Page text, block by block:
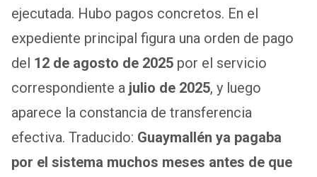
ejecutada. Hubo pagos concretos. En el
expediente principal figura una orden de pago
del 12 de agosto de 2025 por el servicio
correspondiente a julio de 2025, y luego
aparece la constancia de transferencia
efectiva. Traducido: Guaymallén ya pagaba
por el sistema muchos meses antes de que